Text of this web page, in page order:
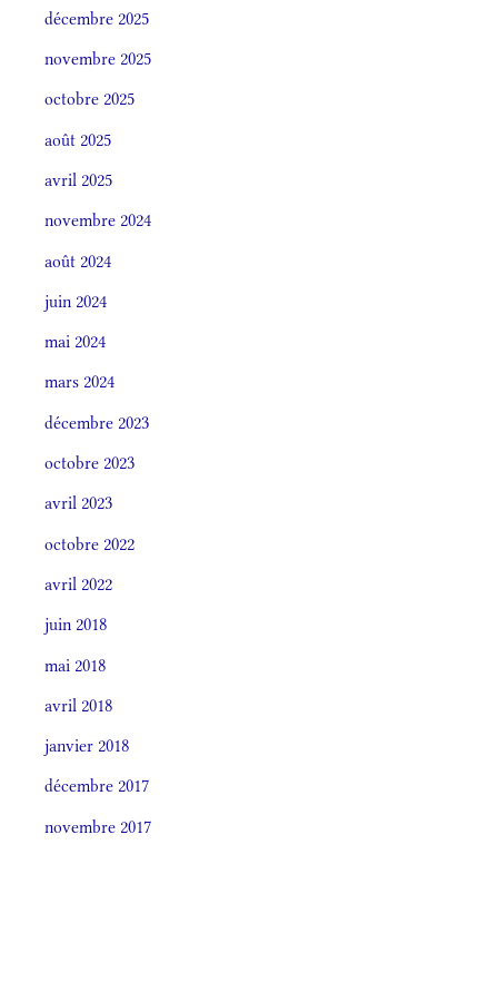
décembre 2025
novembre 2025
octobre 2025
août 2025
avril 2025
novembre 2024
août 2024
juin 2024
mai 2024
mars 2024
décembre 2023
octobre 2023
avril 2023
octobre 2022
avril 2022
juin 2018
mai 2018
avril 2018
janvier 2018
décembre 2017
novembre 2017